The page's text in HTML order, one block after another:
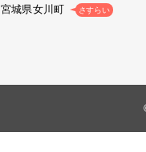
宮城県女川町 さすらい